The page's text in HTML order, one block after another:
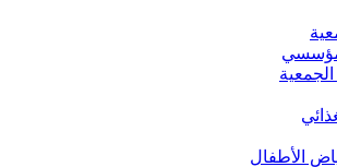
الأطفال